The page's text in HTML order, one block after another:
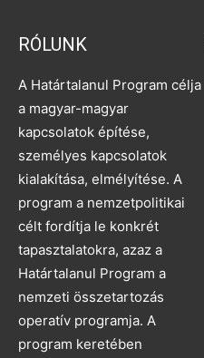
RÓLUNK
A Határtalanul Program célja
a magyar-magyar
kapcsolatok építése,
személyes kapcsolatok
kialakítása, elmélyítése. A
program a nemzetpolitikai
célt fordítja le konkrét
tapasztalatokra, azaz a
Határtalanul Program a
nemzeti összetartozás
operatív programja. A
program keretében